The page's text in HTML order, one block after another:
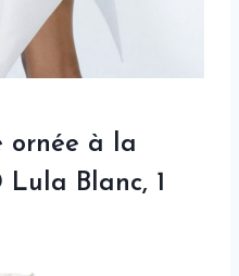
ornée à la
Blanc, 1